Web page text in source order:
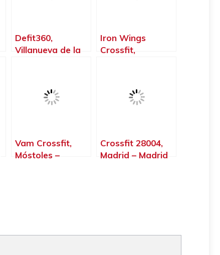
Defit360,
Villanueva de la
Iron Wings
Crossfit,
Vam Crossfit,
Móstoles –
Crossfit 28004,
Madrid – Madrid